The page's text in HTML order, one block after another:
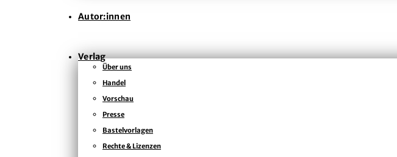
Autor:innen
Verlag
Über uns
Handel
Vorschau
Presse
Bastelvorlagen
Rechte & Lizenzen